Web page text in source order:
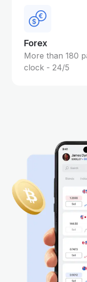
Forex
More than 180
clock - 24/5